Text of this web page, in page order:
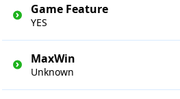
Game Feature
YES
MaxWin
Unknown